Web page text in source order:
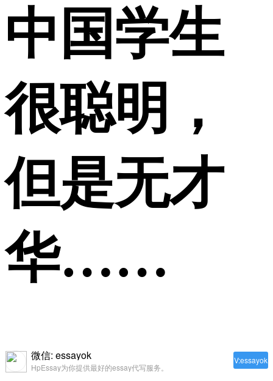
中国学生
很聪明，
但是无才
华……
V:essayok
微信: essayok
HpEssay为你提供最好的essay代写服务。